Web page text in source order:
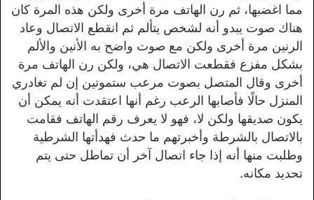
مما اغضبها، ثم رن الهاتف مرة أخرى ولكن هذه المرة كان
هناك صوت يبدو أنه لشخص يتألم ثم انقطع الاتصال وعاد
الرنين مرة أخرى ولكن مع صوت واضح به الأنين والألم
بشكل مفزع فقطعت الاتصال هي، ولكن رن الهاتف مرة
أخرى وقال المتصل بصوت مرعب ستموتين إن لم تغادري
المنزل حالًا فأصابها الرعب رغم أنها اعتقدت أنه يمكن أن
يكون صديقها ولكن لا، فهو لا يعرف رقم الهاتف فقامت
بالاتصال بالشرطة وأخبرتهم ما حدث فهدأتها الشرطية
وطلبت منها أنه إذا جاء اتصال آخر أن تماطل حتى يتم
تحديد مكانه.